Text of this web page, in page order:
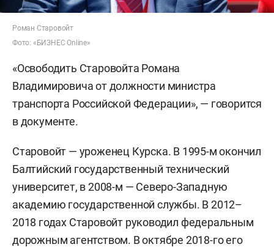
Роман Старовойт
Фото: «БИЗНЕС Online»
«Освободить Старовойта Романа
Владимировича от должности министра
транспорта Российской Федерации», — говорится
в документе.
Старовойт — уроженец Курска. В 1995-м окончил
Балтийский государственный технический
университет, в 2008-м — Северо-Западную
академию государственной службы. В 2012–
2018 годах Старовойт руководил федеральным
дорожным агентством. В октябре 2018-го его